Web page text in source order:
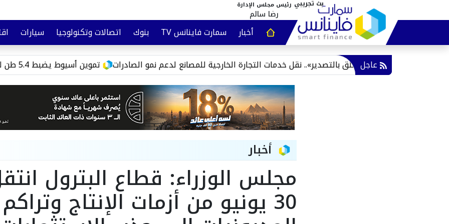
رئيس مجلس الإدارة
رضا سالم
أخبار
سمارت فاينانس TV بنوك اتصالات وتكنولوجيا سيارات
عقارات وتأمين
وعي مالي عاجل تموين أسيوط يضبط 5.4 طن لحوم وسلع فاسدة ويحرر 516محضرًا للمخابز والأسواق مبادرة «مصر تنطلق بالتصدير».. نقل خدمات التجارة الخارجية للمصانع لدعم نمو الصادرات
أخبار
مجلس الوزراء: قطاع البترول
30 يونيو من أزمات الإنتاج وتراكم